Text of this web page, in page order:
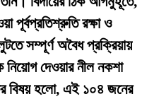
পূর্বপ্রতিশ্রুতি রক্ষা ও
সম্পূর্ণ অবৈধ প্রক্রিয়ায়
দেওয়ার নীল নকশা
বিষয় হলো, এই ১০৪ জনের